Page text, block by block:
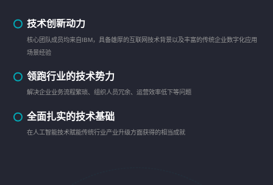
技术创新动力
核心团队成员均来自IBM，具备雄厚的互联网技术背景以及丰富的传统企业数字化应用
场景经验
领跑行业的技术势力
解决企业业务流程繁琐、组织人员冗余、运营效率低下等问题
全面扎实的技术基础
在人工智能技术赋能传统行业产业升级方面获得的相当成就